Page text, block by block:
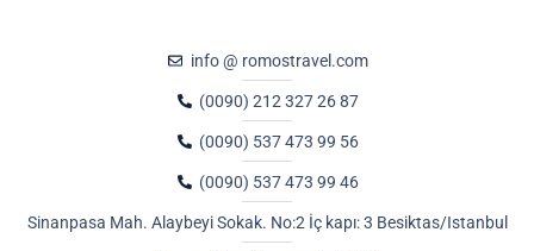
info @ romostravel.com
(0090) 212 327 26 87
(0090) 537 473 99 56
(0090) 537 473 99 46
Sinanpasa Mah. Alaybeyi Sokak. No:2 İç kapı: 3 Besiktas/Istanbul